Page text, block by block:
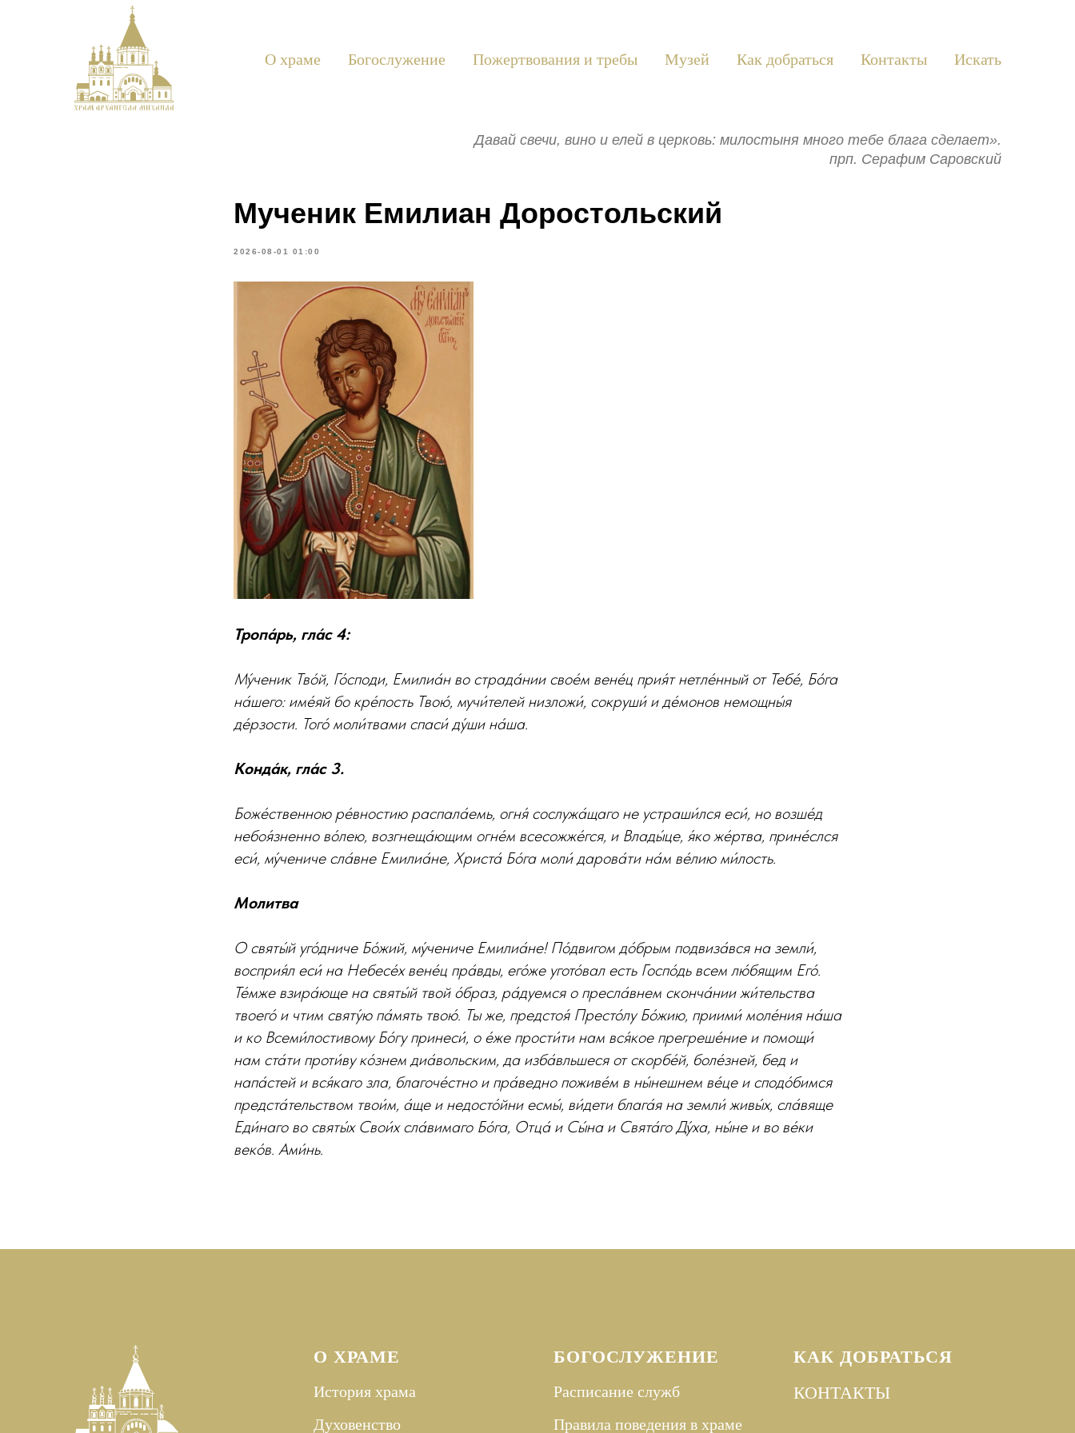
О храме Богослужение Пожертвования и требы Музей Как добраться Контакты Искать
Давай свечи, вино и елей в церковь: милостыня много тебе блага сделает».
прп. Серафим Саровский
Мученик Емилиан Доростольский
2026-08-01 01:00
Тропа́рь, гла́с 4:
Му́ченик Тво́й, Го́споди, Емилиа́н во страда́нии свое́м вене́ц прия́т нетле́нный от Тебе́, Бо́га
на́шего: име́яй бо кре́пость Твою́, мучи́телей низложи́, сокруши́ и де́монов немощны́я
де́рзости. Того́ моли́твами спаси́ ду́ши на́ша.
Конда́к, гла́с 3.
Боже́ственною ре́вностию распала́емь, огня́ сослужа́щаго не устраши́лся еси́, но возше́д
небоя́зненно во́лею, возгнеща́ющим огне́м всесожже́гся, и Влады́це, я́ко же́ртва, прине́слся
еси́, му́чениче сла́вне Емилиа́не, Христа́ Бо́га моли́ дарова́ти на́м ве́лию ми́лость.
Молитва
О святы́й уго́дниче Бо́жий, му́чениче Емилиа́не! По́двигом до́брым подвиза́вся на земли́,
восприя́л еси́ на Небесе́х вене́ц пра́вды, его́же угото́вал есть Госпо́дь всем лю́бящим Его́.
Те́мже взира́юще на святы́й твой о́браз, ра́дуемся о пресла́внем сконча́нии жи́тельства
твоего́ и чтим святу́ю па́мять твою́. Ты же, предстоя́ Престо́лу Бо́жию, приими́ моле́ния на́ша
и ко Всеми́лостивому Бо́гу принеси́, о е́же прости́ти нам вся́кое прегреше́ние и помощи́
нам ста́ти проти́ву ко́знем диа́вольским, да изба́вльшеся от скорбе́й, боле́зней, бед и
напа́стей и вся́каго зла, благоче́стно и пра́ведно поживе́м в ны́нешнем ве́це и сподо́бимся
предста́тельством твои́м, а́ще и недосто́йни есмы́, ви́дети блага́я на земли́ живы́х, сла́вяще
Еди́наго во святы́х Свои́х сла́вимаго Бо́га, Отца́ и Сы́на и Свята́го Ду́ха, ны́не и во ве́ки
веко́в. Ами́нь.
О ХРАМЕ
История храма
Духовенство
БОГОСЛУЖЕНИЕ
Расписание служб
Правила поведения в храме
КАК ДОБРАТЬСЯ
КОНТАКТЫ